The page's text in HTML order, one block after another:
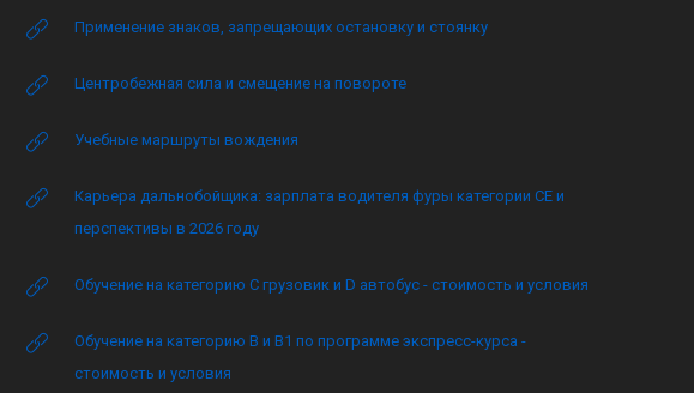
Применение знаков, запрещающих остановку и стоянку
Центробежная сила и смещение на повороте
Учебные маршруты вождения
Карьера дальнобойщика: зарплата водителя фуры категории CE и
перспективы в 2026 году
Обучение на категорию C грузовик и D автобус - стоимость и условия
Обучение на категорию B и B1 по программе экспресс-курса -
стоимость и условия